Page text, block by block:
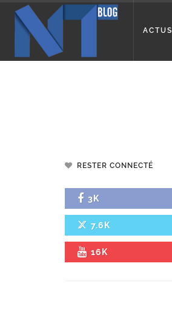
ACTUS
RESTER CONNECTÉ
3K
7.6K
16K